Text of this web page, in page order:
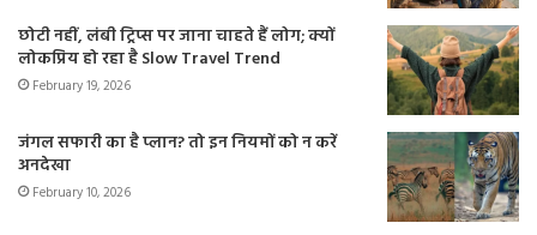
छोटी नहीं, लंबी ट्रिप्स पर जाना चाहते हैं लोग; क्यों
लोकप्रिय हो रहा है Slow Travel Trend
February 19, 2026
जंगल सफारी का है प्लान? तो इन नियमों को न करें
अनदेखा
February 10, 2026